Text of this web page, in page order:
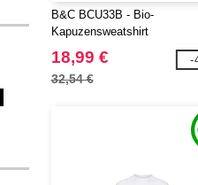
B&C BCU33B - Bio-
Kapuzensweatshirt
18,99 €
32,54 €
-